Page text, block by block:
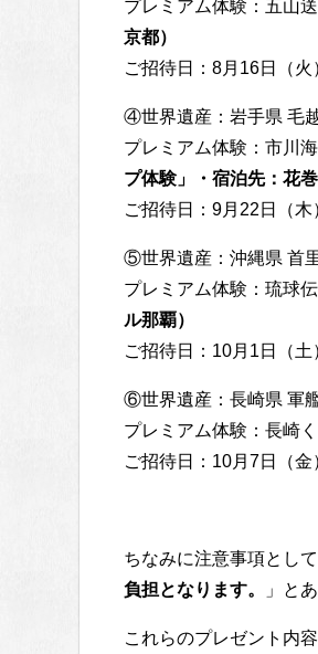
プレミアム体験：五山
京都）
ご招待日：8月16日（火
④世界遺産：岩手県 毛
プレミアム体験：市川
プ体験」・宿泊先：花
ご招待日：9月22日（木
⑤世界遺産：沖縄県 首
プレミアム体験：琉球
ル那覇）
ご招待日：10月1日（土
⑥世界遺産：長崎県 軍
プレミアム体験：長崎
ご招待日：10月7日（金
ちなみに注意事項とし
負担となります。
」と
これらのプレゼント内